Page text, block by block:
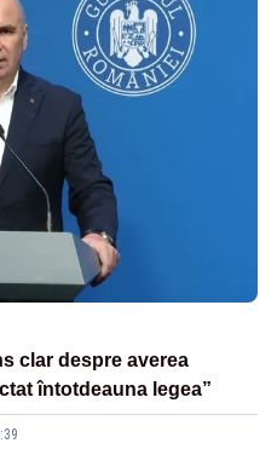
clar despre averea
întotdeauna legea”